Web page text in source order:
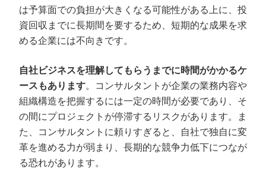
は予算面での負担が大きくなる可能性がある上に、投
資回収までに長期間を要するため、短期的な成果を求
める企業には不向きです。
自社ビジネスを理解してもらうまでに時間がかかるケ
ースもあります。コンサルタントが企業の業務内容や
組織構造を把握するには一定の時間が必要であり、そ
の間にプロジェクトが停滞するリスクがあります。ま
た、コンサルタントに頼りすぎると、自社で独自に変
革を進める力が弱まり、長期的な競争力低下につなが
る恐れがあります。